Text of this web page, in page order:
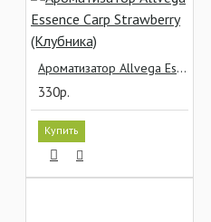
Ароматизатор Allvega Essence Carp Strawberry (Клубника)
330р.
Купить